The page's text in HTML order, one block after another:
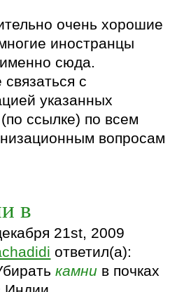
очень хорошие
иностранцы
сюда.
с
указанных
ссылке) по всем
вопросам
в
21st, 2009
ответил(а):
камни в почках